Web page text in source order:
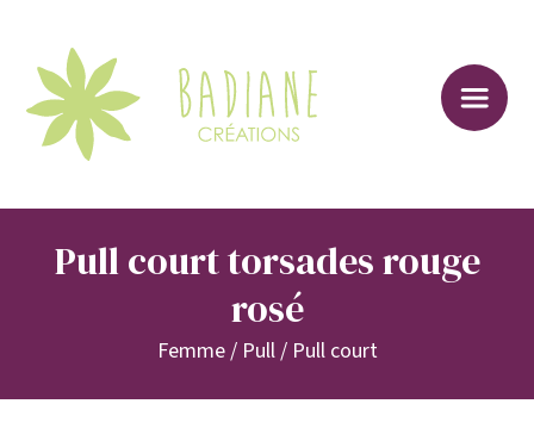
to
Pull court torsades rouge
rosé
Femme/ Pull/ Pull court